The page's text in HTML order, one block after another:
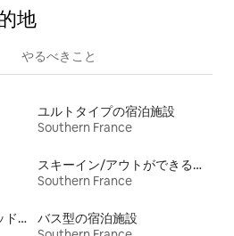
地
やるべきこと
ユルトタイプの宿泊施設
Southern France
スキーイン/アウトができる宿泊先
Southern France
車椅子から移乗できるベッドがある宿泊施設
バス型の宿泊施設